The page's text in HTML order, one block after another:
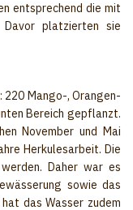
entsprechend die mit
platzierten sie
Mango-, Orangen-
Bereich gepflanzt.
November und Mai
Herkulesarbeit. Die
Daher war es
sowie das
das Wasser zudem